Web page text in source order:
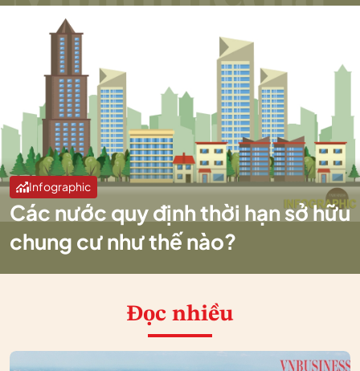
Infographic
Các nước quy định thời hạn sở hữu
chung cư như thế nào?
Đọc nhiều